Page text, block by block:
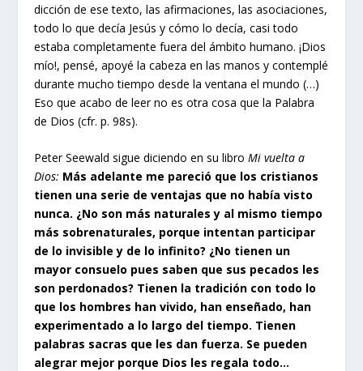
dicción de ese texto, las afirmaciones, las asociaciones,
todo lo que decía Jesús y cómo lo decía, casi todo
estaba completamente fuera del ámbito humano. ¡Dios
mío!, pensé, apoyé la cabeza en las manos y contemplé
durante mucho tiempo desde la ventana el mundo (…)
Eso que acabo de leer no es otra cosa que la Palabra
de Dios (cfr. p. 98s).
Peter Seewald sigue diciendo en su libroMi vuelta a
Dios: Más adelante me pareció que los cristianos
tienen una serie de ventajas que no había visto
nunca. ¿No son más naturales y al mismo tiempo
más sobrenaturales, porque intentan participar
de lo invisible y de lo infinito? ¿No tienen un
mayor consuelo pues saben que sus pecados les
son perdonados? Tienen la tradición con todo lo
que los hombres han vivido, han enseñado, han
experimentado a lo largo del tiempo. Tienen
palabras sacras que les dan fuerza. Se pueden
alegrar mejor porque Dios les regala todo…